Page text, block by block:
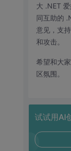
大 .NET
同互助的
意见，支
和攻击。
希望和大
区氛围。
试试用AI